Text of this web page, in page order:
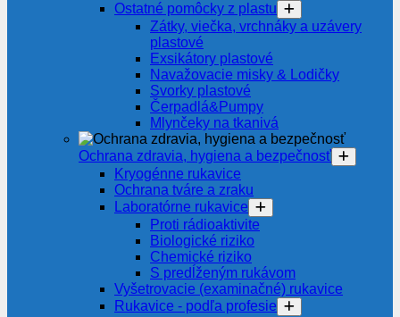
Ostatné pomôcky z plastu
Zátky, viečka, vrchnáky a uzávery
plastové
Exsikátory plastové
Navažovacie misky & Lodičky
Svorky plastové
Čerpadlá&Pumpy
Mlynčeky na tkanivá
Ochrana zdravia, hygiena a bezpečnosť
Kryogénne rukavice
Ochrana tváre a zraku
Laboratórne rukavice
Proti rádioaktivite
Biologické riziko
Chemické riziko
S predĺženým rukávom
Vyšetrovacie (examinačné) rukavice
Rukavice - podľa profesie